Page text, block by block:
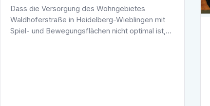
Dass die Versorgung des Wohngebietes
Waldhoferstraße in Heidelberg-Wieblingen mit
Spiel- und Bewegungsflächen nicht optimal ist,